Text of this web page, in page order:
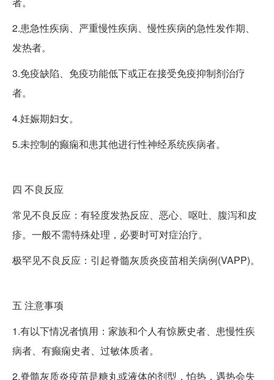
2.患急性疾病、严重慢性疾病、慢性疾病的急性发作期、
发热者。
3.免疫缺陷、免疫功能低下或正在接受免疫抑制剂治疗
者。
4.妊娠期妇女。
5.未控制的癫痫和患其他进行性神经系统疾病者。
四 不良反应
常见不良反应：有轻度发热反应、恶心、呕吐、腹泻和皮
疹。一般不需特殊处理，必要时可对症治疗。
极罕见不良反应：引起脊髓灰质炎疫苗相关病例(VAPP)。
五 注意事项
1.有以下情况者慎用：家族和个人有惊厥史者、患慢性疾
病者、有癫痫史者、过敏体质者。
2.脊髓灰质炎疫苗是糖丸或液体的剂型，怕热，遇热会失